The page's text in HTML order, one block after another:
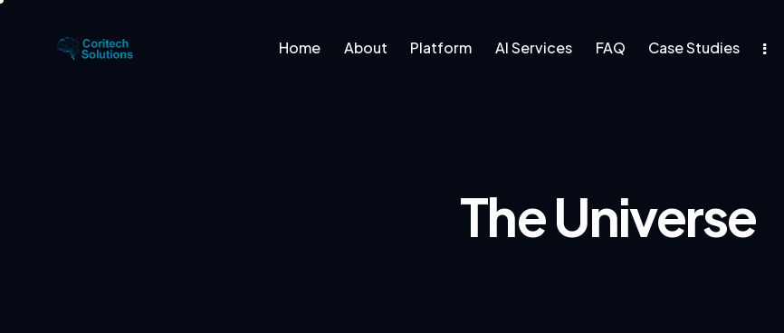
Home About Platform AI Services FAQ Case Studies
The Universe